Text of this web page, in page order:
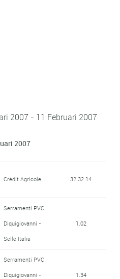
2007 - 11 Februari 2007
2007
Crédit Agricole 32.32.14
Serramenti PVC
Diquigiovanni -
Selle Italia
1.02
Serramenti PVC
Diquigiovanni -
1.34